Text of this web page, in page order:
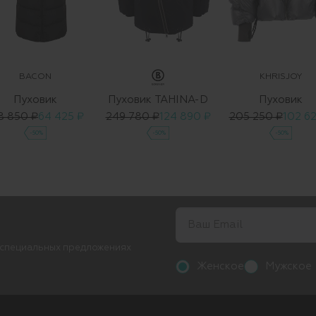
BACON
Пуховик
850 ₽64 425 ₽
-50%
Пуховик TAHINA-D
249 780 ₽124 890 ₽
-50%
KHRISJOY
Пуховик
205 250 ₽102
-50%